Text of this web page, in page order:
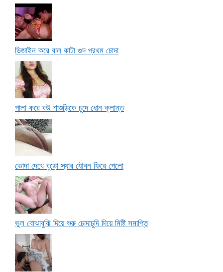
ডিজাইন করে বাল কাটা গুদ প্রথম চোদা
পালা করে বউ শাশুড়িকে চুদে ধোন ক্লান্ত
ভোদা দেখে বুড়ো স্যার যৌবন ফিরে পেলো
ভুল বোঝাবুঝি দিয়ে শুরু চোদাচুদি দিয়ে মিষ্টি সমাপ্তি